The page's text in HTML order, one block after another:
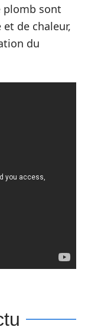
plomb sont
de chaleur,
du